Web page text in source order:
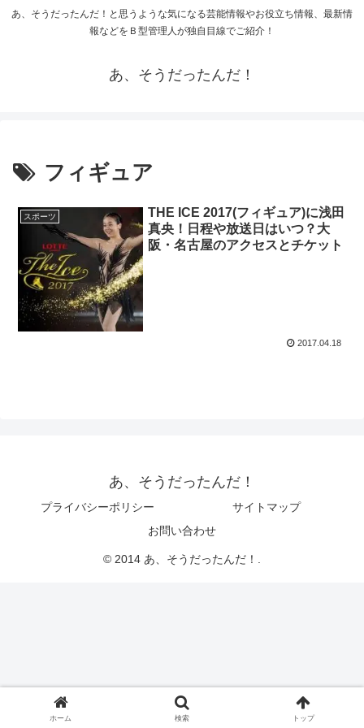
あ、そうだったんだ！と思うような気になる芸能情報やお役立ち情報、最新情
報などをＢ型管理人が独自目線でご紹介！
あ、そうだったんだ！
フィギュア
スポーツ
THE ICE 2017(フィギュア)に浅田
真央！日程や放送日はいつ？大
阪・名古屋のアクセスとチケット
2017.04.18
あ、そうだったんだ！
プライバシーポリシー
サイトマップ
お問い合わせ
© 2014 あ、そうだったんだ！.
ホーム 検索 トップ